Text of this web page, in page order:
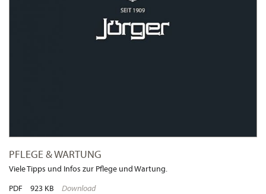
PFLEGE & WARTUNG
Viele Tipps und Infos zur Pflege und Wartung.
PDF
923 KB Download